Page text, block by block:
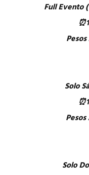
Full Evento
Solo
Solo